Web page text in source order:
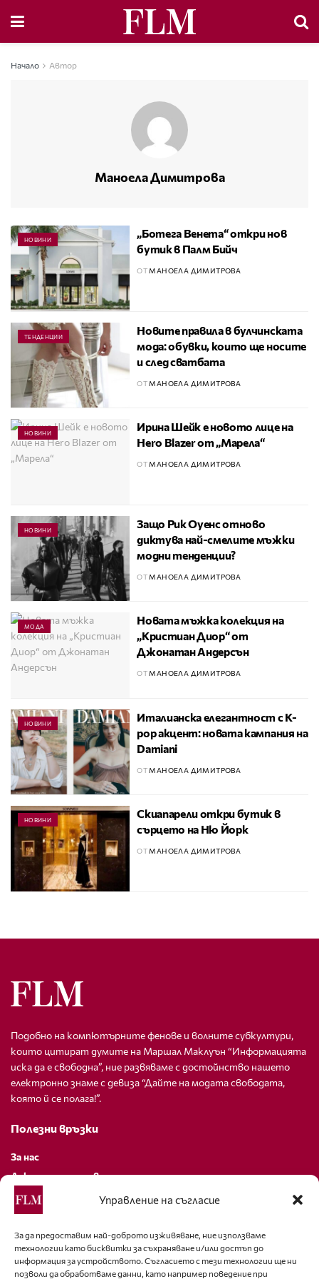
Управление на съгласие
За да предоставим най-доброто изживяване, ние използваме
технологии като бисквитки за съхраняване и/или достъп до
информация за устройството. Съгласието с тези технологии ще ни
позволи да обработваме данни, като например поведение при
Начало Автор
Маноела Димитрова
НОВИНИ
„Ботега Венета“ откри нов
бутик в Палм Бийч
ОТ МАНОЕЛА ДИМИТРОВА
ТЕНДЕНЦИИ
Новите правила в булчинската
мода: обувки, които ще носите
и след сватбата
ОТ МАНОЕЛА ДИМИТРОВА
НОВИНИ
Ирина Шейк е новото лице на
Hero Blazer от „Марела“
ОТ МАНОЕЛА ДИМИТРОВА
НОВИНИ
Защо Рик Оуенс отново
диктува най-смелите мъжки
модни тенденции?
ОТ МАНОЕЛА ДИМИТРОВА
МОДА
Новата мъжка колекция на
„Кристиан Диор“ от
Джонатан Андерсън
ОТ МАНОЕЛА ДИМИТРОВА
НОВИНИ
Италианска елегантност с K-
pop акцент: новата кампания на
Damiani
ОТ МАНОЕЛА ДИМИТРОВА
НОВИНИ
Скиапарели откри бутик в
сърцето на Ню Йорк
ОТ МАНОЕЛА ДИМИТРОВА
Подобно на компютърните фенове и волните субкултури,
които цитират думите на Маршал Маклуън “Информацията
иска да е свободна”, ние развяваме с достойнство нашето
електронно знаме с девиза “Дайте на модата свободата,
която й се полага!”.
Полезни връзки
За нас
Декларация за поверителност
Политика за бисквитки
За контакти
editor@fashion-lifestyle.net